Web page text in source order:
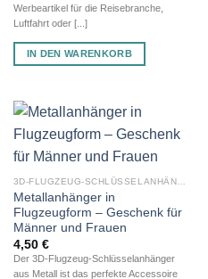
Werbeartikel für die Reisebranche,
Luftfahrt oder [...]
IN DEN WARENKORB
3D-FLUGZEUG-SCHLÜSSELANHÄNGER AUS METALL
Metallanhänger in
Flugzeugform – Geschenk für
Männer und Frauen
4,50 €
Der 3D-Flugzeug-Schlüsselanhänger
aus Metall ist das perfekte Accessoire